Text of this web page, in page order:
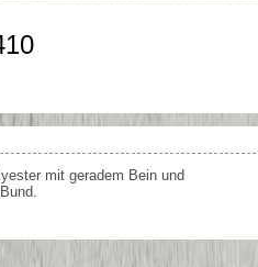
mit geradem Bein und